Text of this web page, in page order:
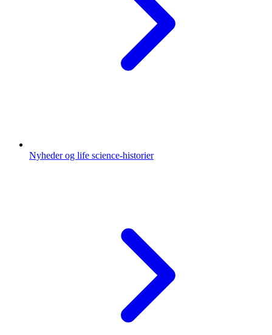
Nyheder og life science-historier